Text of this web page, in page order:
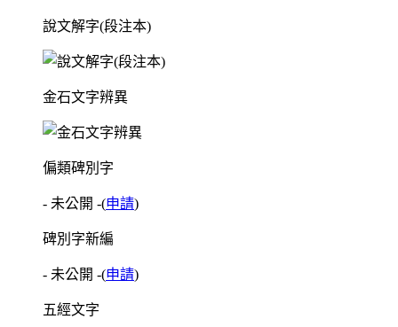
說文解字(段注本)
金石文字辨異
偏類碑別字
- 未公開 -(申請)
碑別字新編
- 未公開 -(申請)
五經文字